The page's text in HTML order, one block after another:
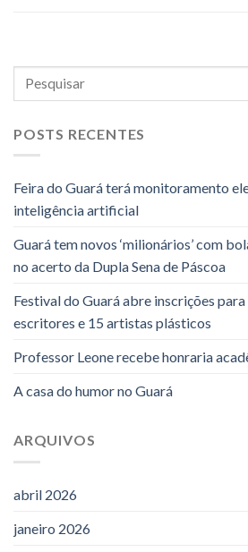
POSTS RECENTES
Feira do Guará terá monitoramento
inteligência artificial
Guará tem novos ‘milionários’ com
no acerto da Dupla Sena de Páscoa
Festival do Guará abre inscrições
escritores e 15 artistas plásticos
Professor Leone recebe honraria
A casa do humor no Guará
ARQUIVOS
abril 2026
janeiro 2026